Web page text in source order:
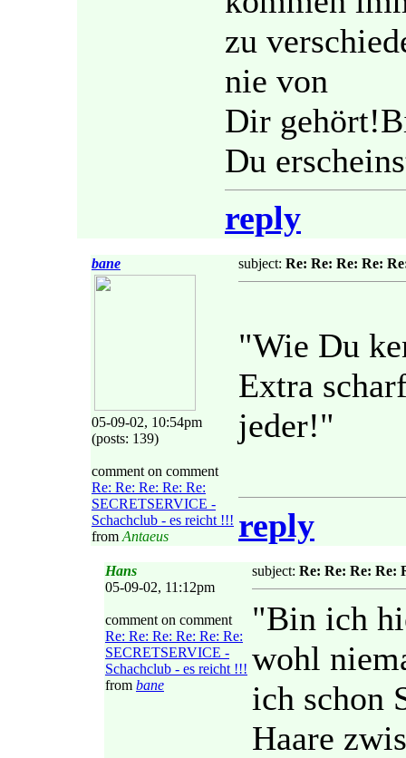
zu
nie von
Dir
Du
reply
bane
05-09-02, 10:54pm
(posts: 139)
comment on comment
Re: Re: Re: Re: Re:
SECRETSERVICE -
Schachclub - es reicht !!!
from Antaeus
subject: Re: Re: Re: Re:
"Wie Du
Extra
jeder!"
reply
Hans
05-09-02, 11:12pm
comment on comment
Re: Re: Re: Re: Re: Re:
SECRETSERVICE -
Schachclub - es reicht !!!
from bane
subject: Re: Re: Re: Re:
"Bin ich
wohl
ich schon
Haare